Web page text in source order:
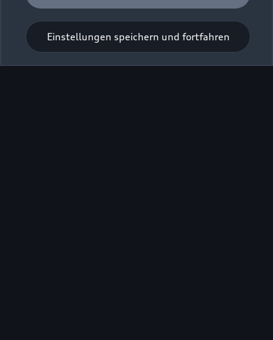
Einstellungen speichern und fortfahren
Kundendienst
Geschlossen,öffnet amSamstag 09:00
Teile- und Zubehörverkauf